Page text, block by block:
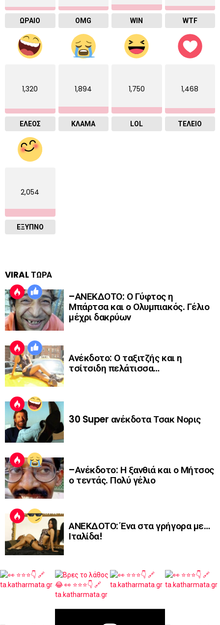
ΩΡΑΙΟ OMG WIN WTF
1,320
ΕΛΕΟΣ
1,894
ΚΛΑΜΑ
1,750
LOL
1,468
ΤΕΛΕΙΟ
2,054
ΈΞΥΠΝΟ
VIRAL ΤΩΡΑ
–ΑΝΕΚΔΟΤΟ: Ο Γύφτος η
Μπάρτσα και ο Ολυμπιακός. Γέλιο
μέχρι δακρύων
Ανέκδοτο: Ο ταξιτζής και η
τσίτσιδη πελάτισσα…
30 Super ανέκδοτα Τσακ Νορις
–Ανέκδοτο: Η ξανθιά και ο Μήτσος
ο τεντάς. Πολύ γέλιο
ΑΝΕΚΔΟΤΟ: Ένα στα γρήγορα με…
Ιταλίδα!